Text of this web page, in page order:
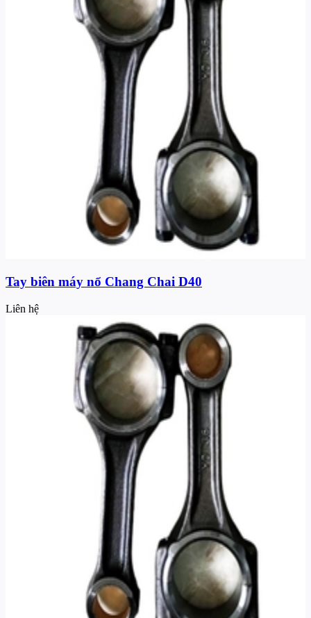
Tay biên máy nổ Chang Chai D40
Liên hệ